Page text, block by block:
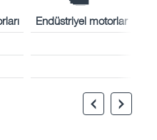
Endüstriyel motorlar